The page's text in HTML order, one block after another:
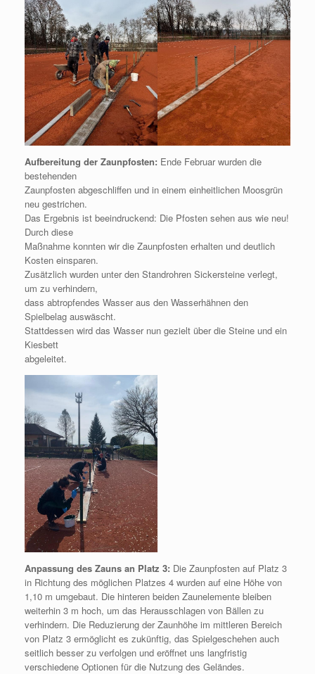
Aufbereitung der Zaunpfosten: Ende Februar wurden die
bestehenden
Zaunpfosten abgeschliffen und in einem einheitlichen Moosgrün
neu gestrichen.
Das Ergebnis ist beeindruckend: Die Pfosten sehen aus wie neu!
Durch diese
Maßnahme konnten wir die Zaunpfosten erhalten und deutlich
Kosten einsparen.
Zusätzlich wurden unter den Standrohren Sickersteine verlegt,
um zu verhindern,
dass abtropfendes Wasser aus den Wasserhähnen den
Spielbelag auswäscht.
Stattdessen wird das Wasser nun gezielt über die Steine und ein
Kiesbett
abgeleitet.
Anpassung des Zauns an Platz 3: Die Zaunpfosten auf Platz 3
in Richtung des möglichen Platzes 4 wurden auf eine Höhe von
1,10 m umgebaut. Die hinteren beiden Zaunelemente bleiben
weiterhin 3 m hoch, um das Herausschlagen von Bällen zu
verhindern. Die Reduzierung der Zaunhöhe im mittleren Bereich
von Platz 3 ermöglicht es zukünftig, das Spielgeschehen auch
seitlich besser zu verfolgen und eröffnet uns langfristig
verschiedene Optionen für die Nutzung des Geländes.